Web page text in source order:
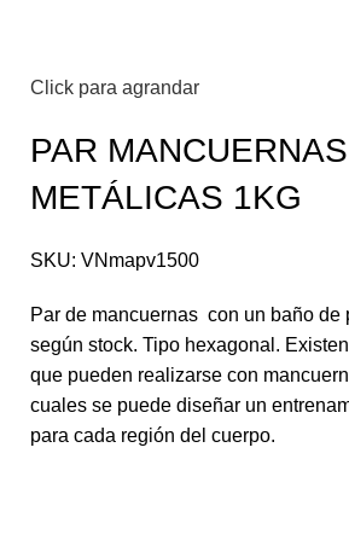
Click para agrandar
PAR MANCUERNAS
METÁLICAS 1KG
SKU: VNmapv1500
Par de mancuernas con un baño de
según stock. Tipo hexagonal.
que pueden realizarse con
cuales se puede diseñar un
para cada región del cuerpo.